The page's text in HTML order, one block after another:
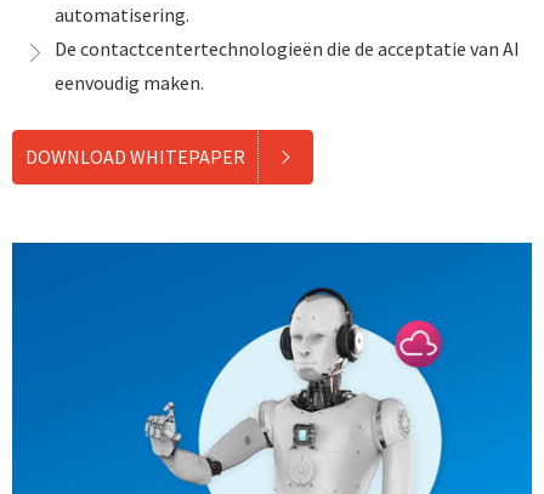
automatisering.
De contactcentertechnologieën die de acceptatie van AI
eenvoudig maken.
DOWNLOAD WHITEPAPER